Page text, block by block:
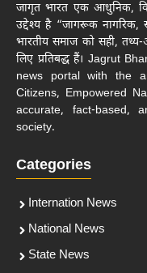
जागृत भारत एक आधुनिक,
उद्देश्य है “जागरूक नागरिक,
भारतीय समाज को सही,
लिए प्रतिबद्ध हैं। Jagrut
news portal with the
Citizens, Empowered
accurate, fact-based,
society.
Categories
Internation News
National News
State News